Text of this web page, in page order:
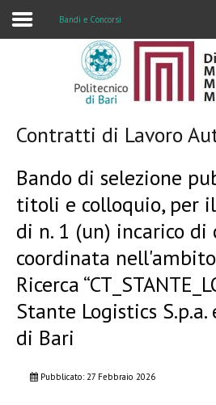
Bandi e Concorsi
Contratti di Lavoro
Bando di selezione
titoli e colloquio, per
di n. 1 (un) incarico di
coordinata
Ricerca
Stante Logistics
di Bari
Pubblicato: 27 Febbraio 2026